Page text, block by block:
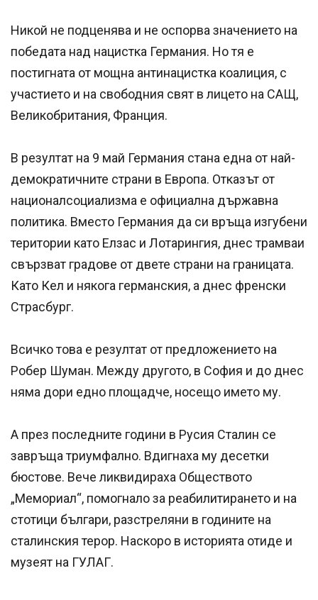
Никой не подценява и не оспорва значението на
победата над нацистка Германия. Но тя е
постигната от мощна антинацистка коалиция, с
участието и на свободния свят в лицето на САЩ,
Великобритания, Франция.
В резултат на 9 май Германия стана една от най-
демократичните страни в Европа. Отказът от
националсоциализма е официална държавна
политика. Вместо Германия да си връща изгубени
територии като Елзас и Лотарингия, днес трамваи
свързват градове от двете страни на границата.
Като Кел и някога германския, а днес френски
Страсбург.
Всичко това е резултат от предложението на
Робер Шуман. Между другото, в София и до днес
няма дори едно площадче, носещо името му.
А през последните години в Русия Сталин се
завръща триумфално. Вдигнаха му десетки
бюстове. Вече ликвидираха Обществото
„Мемориал“, помогнало за реабилитирането и на
стотици българи, разстреляни в годините на
сталинския терор. Наскоро в историята отиде и
музеят на ГУЛАГ.